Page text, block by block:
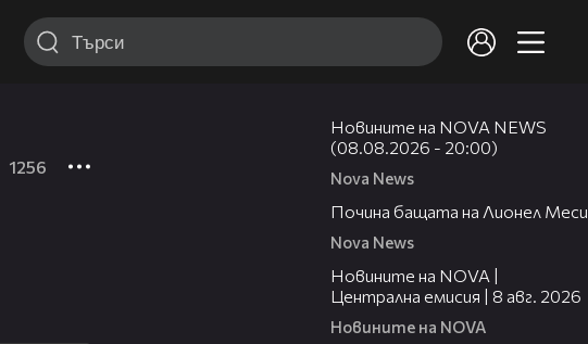
1256
Новините на NOVA NEWS
(08.08.2026 - 20:00)
Nova News
Почина бащата на Лионел Меси
Nova News
Новините на NOVA |
Централна емисия | 8 авг. 2026
Новините на NOVA